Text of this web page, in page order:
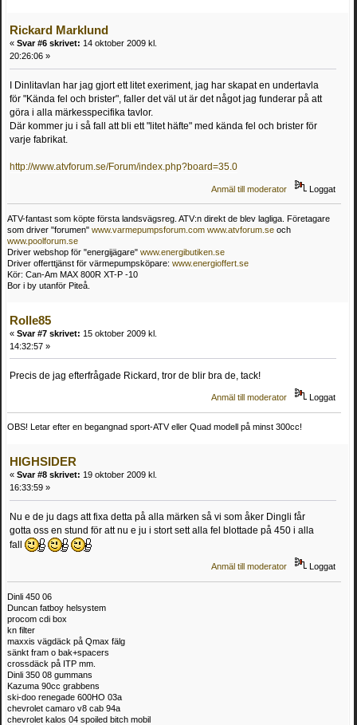
Rickard Marklund
« Svar #6 skrivet: 14 oktober 2009 kl.
20:26:06 »
I Dinlitavlan har jag gjort ett litet exeriment, jag har skapat en undertavla
för "Kända fel och brister", faller det väl ut är det något jag funderar på att
göra i alla märkesspecifika tavlor.
Där kommer ju i så fall att bli ett "litet häfte" med kända fel och brister för
varje fabrikat.
http://www.atvforum.se/Forum/index.php?board=35.0
Anmäl till moderator Loggat
ATV-fantast som köpte första landsvägsreg. ATV:n direkt de blev lagliga. Företagare
som driver "forumen" www.varmepumpsforum.com www.atvforum.se och
www.poolforum.se
Driver webshop för "energijägare" www.energibutiken.se
Driver offerttjänst för värmepumpsköpare: www.energioffert.se
Kör: Can-Am MAX 800R XT-P -10
Bor i by utanför Piteå.
Rolle85
« Svar #7 skrivet: 15 oktober 2009 kl.
14:32:57 »
Precis de jag efterfrågade Rickard, tror de blir bra de, tack!
Anmäl till moderator Loggat
OBS! Letar efter en begangnad sport-ATV eller Quad modell på minst 300cc!
HIGHSIDER
« Svar #8 skrivet: 19 oktober 2009 kl.
16:33:59 »
Nu e de ju dags att fixa detta på alla märken så vi som åker Dingli får
gotta oss en stund för att nu e ju i stort sett alla fel blottade på 450 i alla
fall
Anmäl till moderator Loggat
Dinli 450 06
Duncan fatboy helsystem
procom cdi box
kn filter
maxxis vägdäck på Qmax fälg
sänkt fram o bak+spacers
crossdäck på ITP mm.
Dinli 350 08 gummans
Kazuma 90cc grabbens
ski-doo renegade 600HO 03a
chevrolet camaro v8 cab 94a
chevrolet kalos 04 spoiled bitch mobil